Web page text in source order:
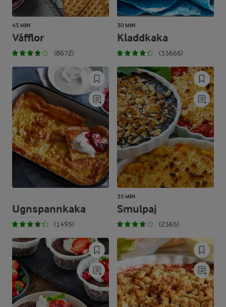
45 MIN
Våfflor
(8672)
30 MIN
Kladdkaka
(33666)
Ugnspannkaka
(1495)
35 MIN
Smulpaj
(2365)